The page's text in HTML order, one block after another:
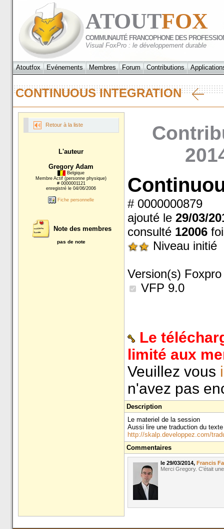
ATOUTFOX
COMMUNAUTÉ FRANCOPHONE DES
Visual FoxPro : le développement durable
Atoutfox Evénements Membres Forum Contributions
CONTINUOUS INTEGRATION
Retour à la liste
L'auteur
Gregory Adam
Belgique
Membre Actif (personne physique)
# 0000001121
enregistré le 04/06/2006
Fiche personnelle
Note des membres
pas de note
# 0000000879
ajouté le 29/03/
consulté 12006
Niveau initié
Version(s)
VFP 9.0
Le
limité aux
Veuillez vous
n'avez pas
Description
Le materiel de la session
Aussi lire une traduction du
http://skalp.developpez.com/
Commentaires
le 29/03/2014, Francis
Merci Gregory. C'était